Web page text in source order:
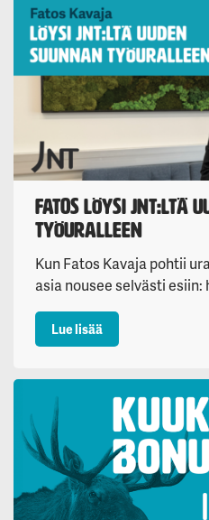
Fatos löysi JNT:ltä
työuralleen
Kun Fatos Kavaja pohtii
asia nousee selvästi
Lue lisää: Fatos löysi